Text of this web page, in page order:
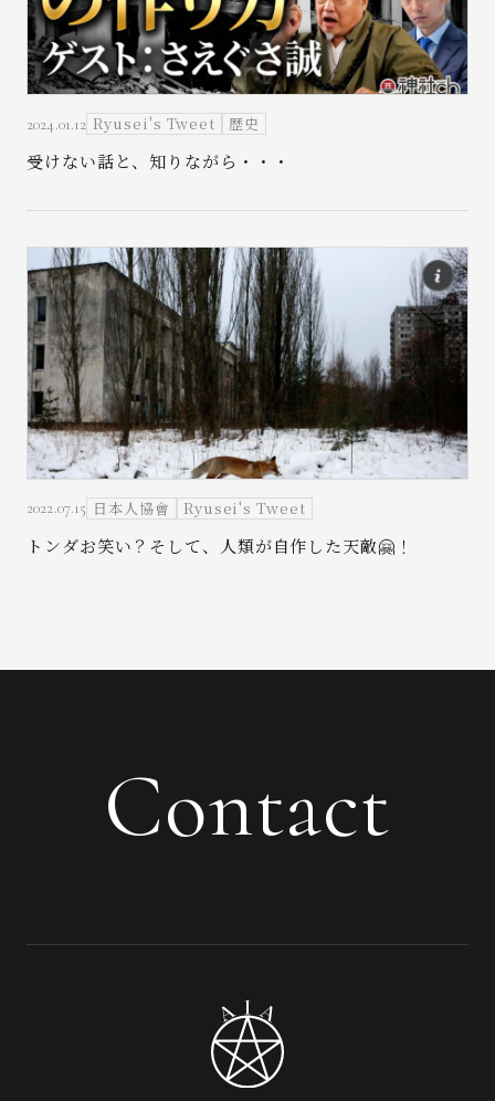
2024.01.12 Ryusei's Tweet 歴史
受けない話と、知りながら・・・
2022.07.15 日本人協會 Ryusei's Tweet
トンダお笑い？そして、人類が自作した天敵🤗！
Contact